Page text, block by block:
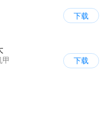
下载
甲
下载